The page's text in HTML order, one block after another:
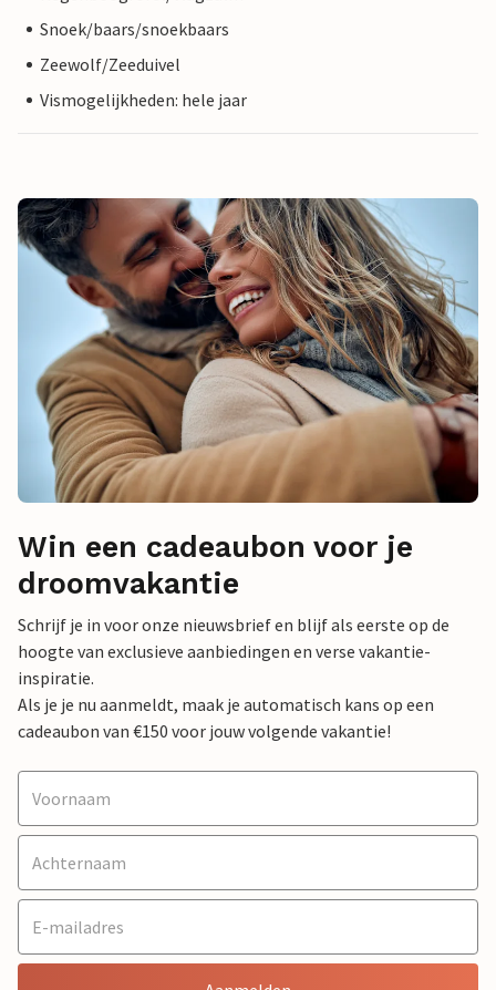
Snoek/baars/snoekbaars
Zeewolf/Zeeduivel
Vismogelijkheden: hele jaar
Win een cadeaubon voor je
droomvakantie
Schrijf je in voor onze nieuwsbrief en blijf als eerste op de
hoogte van exclusieve aanbiedingen en verse vakantie-
inspiratie.
Als je je nu aanmeldt, maak je automatisch kans op een
cadeaubon van €150 voor jouw volgende vakantie!